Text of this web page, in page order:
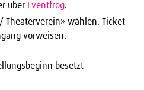
über Eventfrog.
Theaterverein» wählen. Ticket
vorweisen.
besetzt